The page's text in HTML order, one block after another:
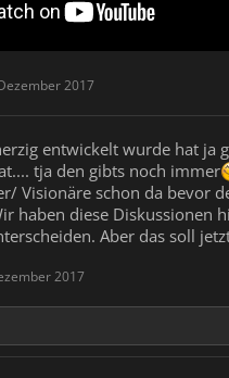
2017
entwickelt wurde hat ja
tja den gibts noch immer
Visionäre schon da bevor
haben diese Diskussionen
Aber das soll
2017